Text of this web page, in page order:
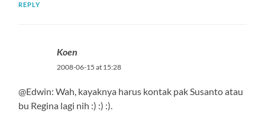
REPLY
Koen
2008-06-15 at 15:28
@Edwin: Wah, kayaknya harus kontak pak Susanto atau
bu Regina lagi nih :) :) :).